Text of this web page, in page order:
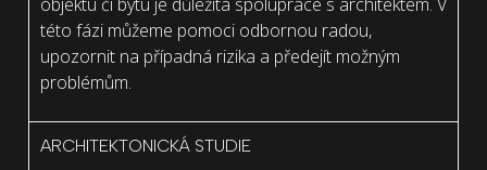
této fázi můžeme pomoci odbornou radou,
upozornit na případná rizika a předejít možným
problémům.
ARCHITEKTONICKÁ STUDIE